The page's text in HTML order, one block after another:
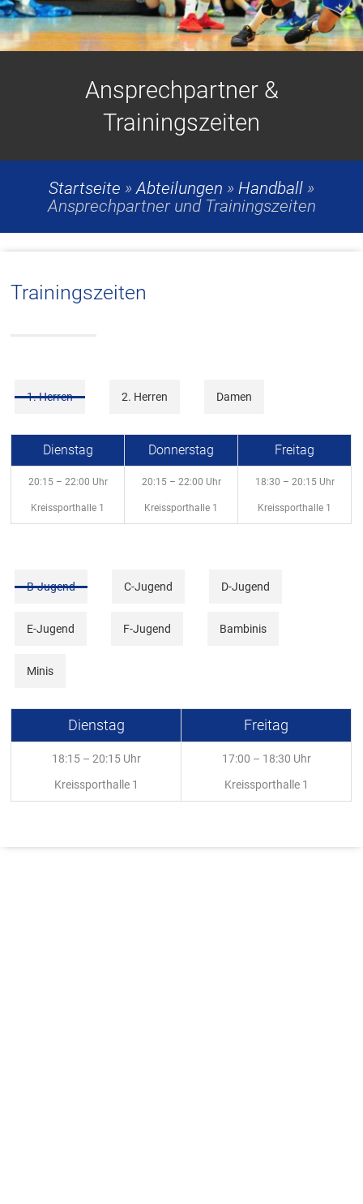
Ansprechpartner &
Trainingszeiten
Startseite »Abteilungen » Handball »
Ansprechpartner und Trainingszeiten
Trainingszeiten
1. Herren 2. Herren Damen
Dienstag Donnerstag Freitag
20:15 – 22:00 Uhr
Kreissporthalle 1
20:15 – 22:00 Uhr
Kreissporthalle 1
18:30 – 20:15 Uhr
Kreissporthalle 1
B-Jugend C-Jugend D-Jugend
E-Jugend F-Jugend Bambinis
Minis
Dienstag Freitag
18:15 – 20:15 Uhr
Kreissporthalle 1
17:00 – 18:30 Uhr
Kreissporthalle 1